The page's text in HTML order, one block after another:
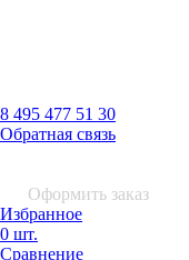
8 495 477 51 30
Обратная связь
Оформить заказ
Избранное
0 шт.
Сравнение